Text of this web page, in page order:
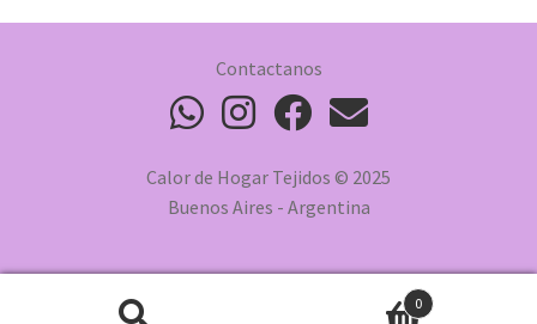
Contactanos
Calor de Hogar Tejidos © 2025
Buenos Aires - Argentina
0